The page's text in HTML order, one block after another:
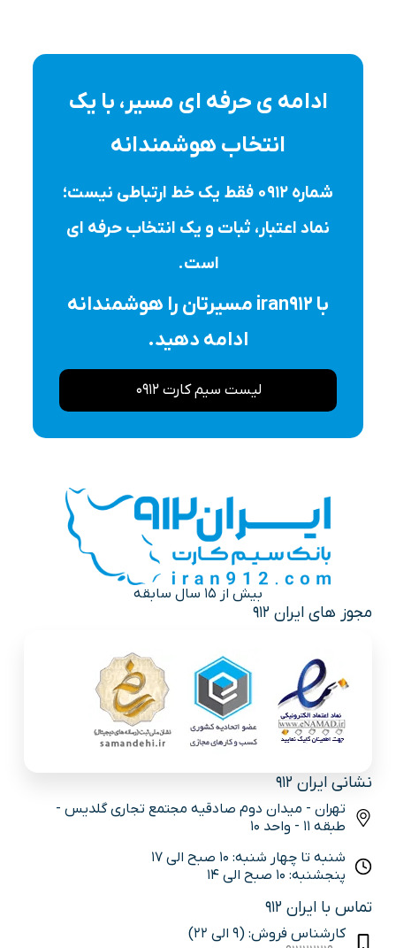
ادامه ی حرفه ای مسیر، با یک
انتخاب هوشمندانه
شماره ۰۹۱۲ فقط یک خط ارتباطی نیست؛
نماد اعتبار، ثبات و یک انتخاب حرفه ای
است.
با iran912 مسیرتان را هوشمندانه
ادامه دهید.
لیست سیم کارت 0912
بیش از 15 سال سابقه
نشانی ایران 912
تهران - میدان دوم صادقیه مجتمع تجاری گلدیس -
طبقه 11 - واحد 10
شنبه تا چهار شنبه: 10 صبح الی 17
پنجشنبه: 10 صبح الی 14
تماس با ایران 912
کارشناس فروش: (9 الی 22)
مجوز های ایران 912